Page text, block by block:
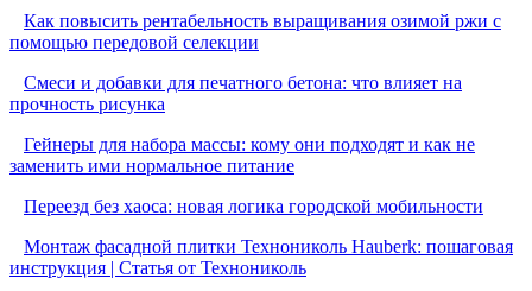
Как повысить рентабельность выращивания озимой ржи с
помощью передовой селекции
Смеси и добавки для печатного бетона: что влияет на
прочность рисунка
Гейнеры для набора массы: кому они подходят и как не
заменить ими нормальное питание
Переезд без хаоса: новая логика городской мобильности
Монтаж фасадной плитки Технониколь Hauberk: пошаговая
инструкция | Статья от Технониколь